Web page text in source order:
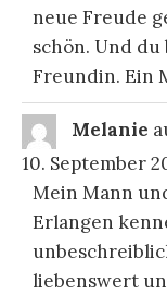
neue Freude
schön. Und
Freundin. Ein
Melanie
10. September
Mein Mann
Erlangen
liebenswert